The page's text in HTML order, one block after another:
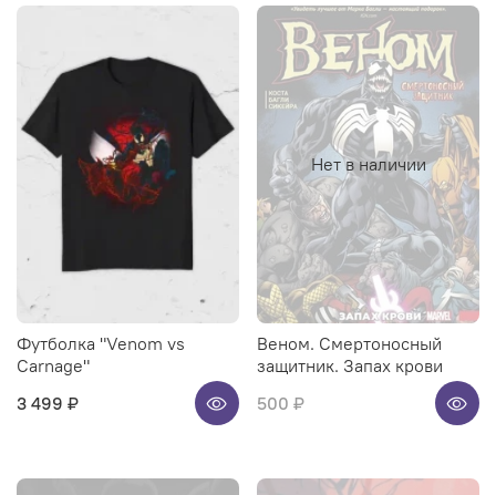
Футболка "Venom vs
Carnage"
3 499 ₽
Нет в наличии
Веном. Смертоносный
защитник. Запах крови
500 ₽